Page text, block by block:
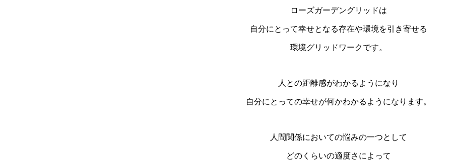
ローズガーデングリッドは
自分にとって幸せとなる存在や環境を引き寄せる
環境グリッドワークです。
人との距離感がわかるようになり
自分にとっての幸せが何かわかるようになります。
人間関係においての悩みの一つとして
どのくらいの適度さによって